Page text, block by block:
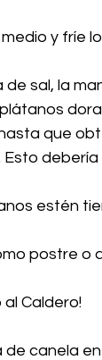
y fríe
sal, la
que
debería
estén
postre o
Caldero!
canela